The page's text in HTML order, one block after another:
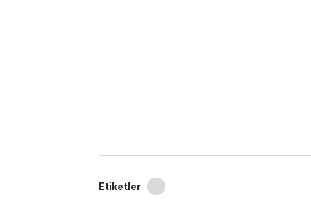
Etiketler